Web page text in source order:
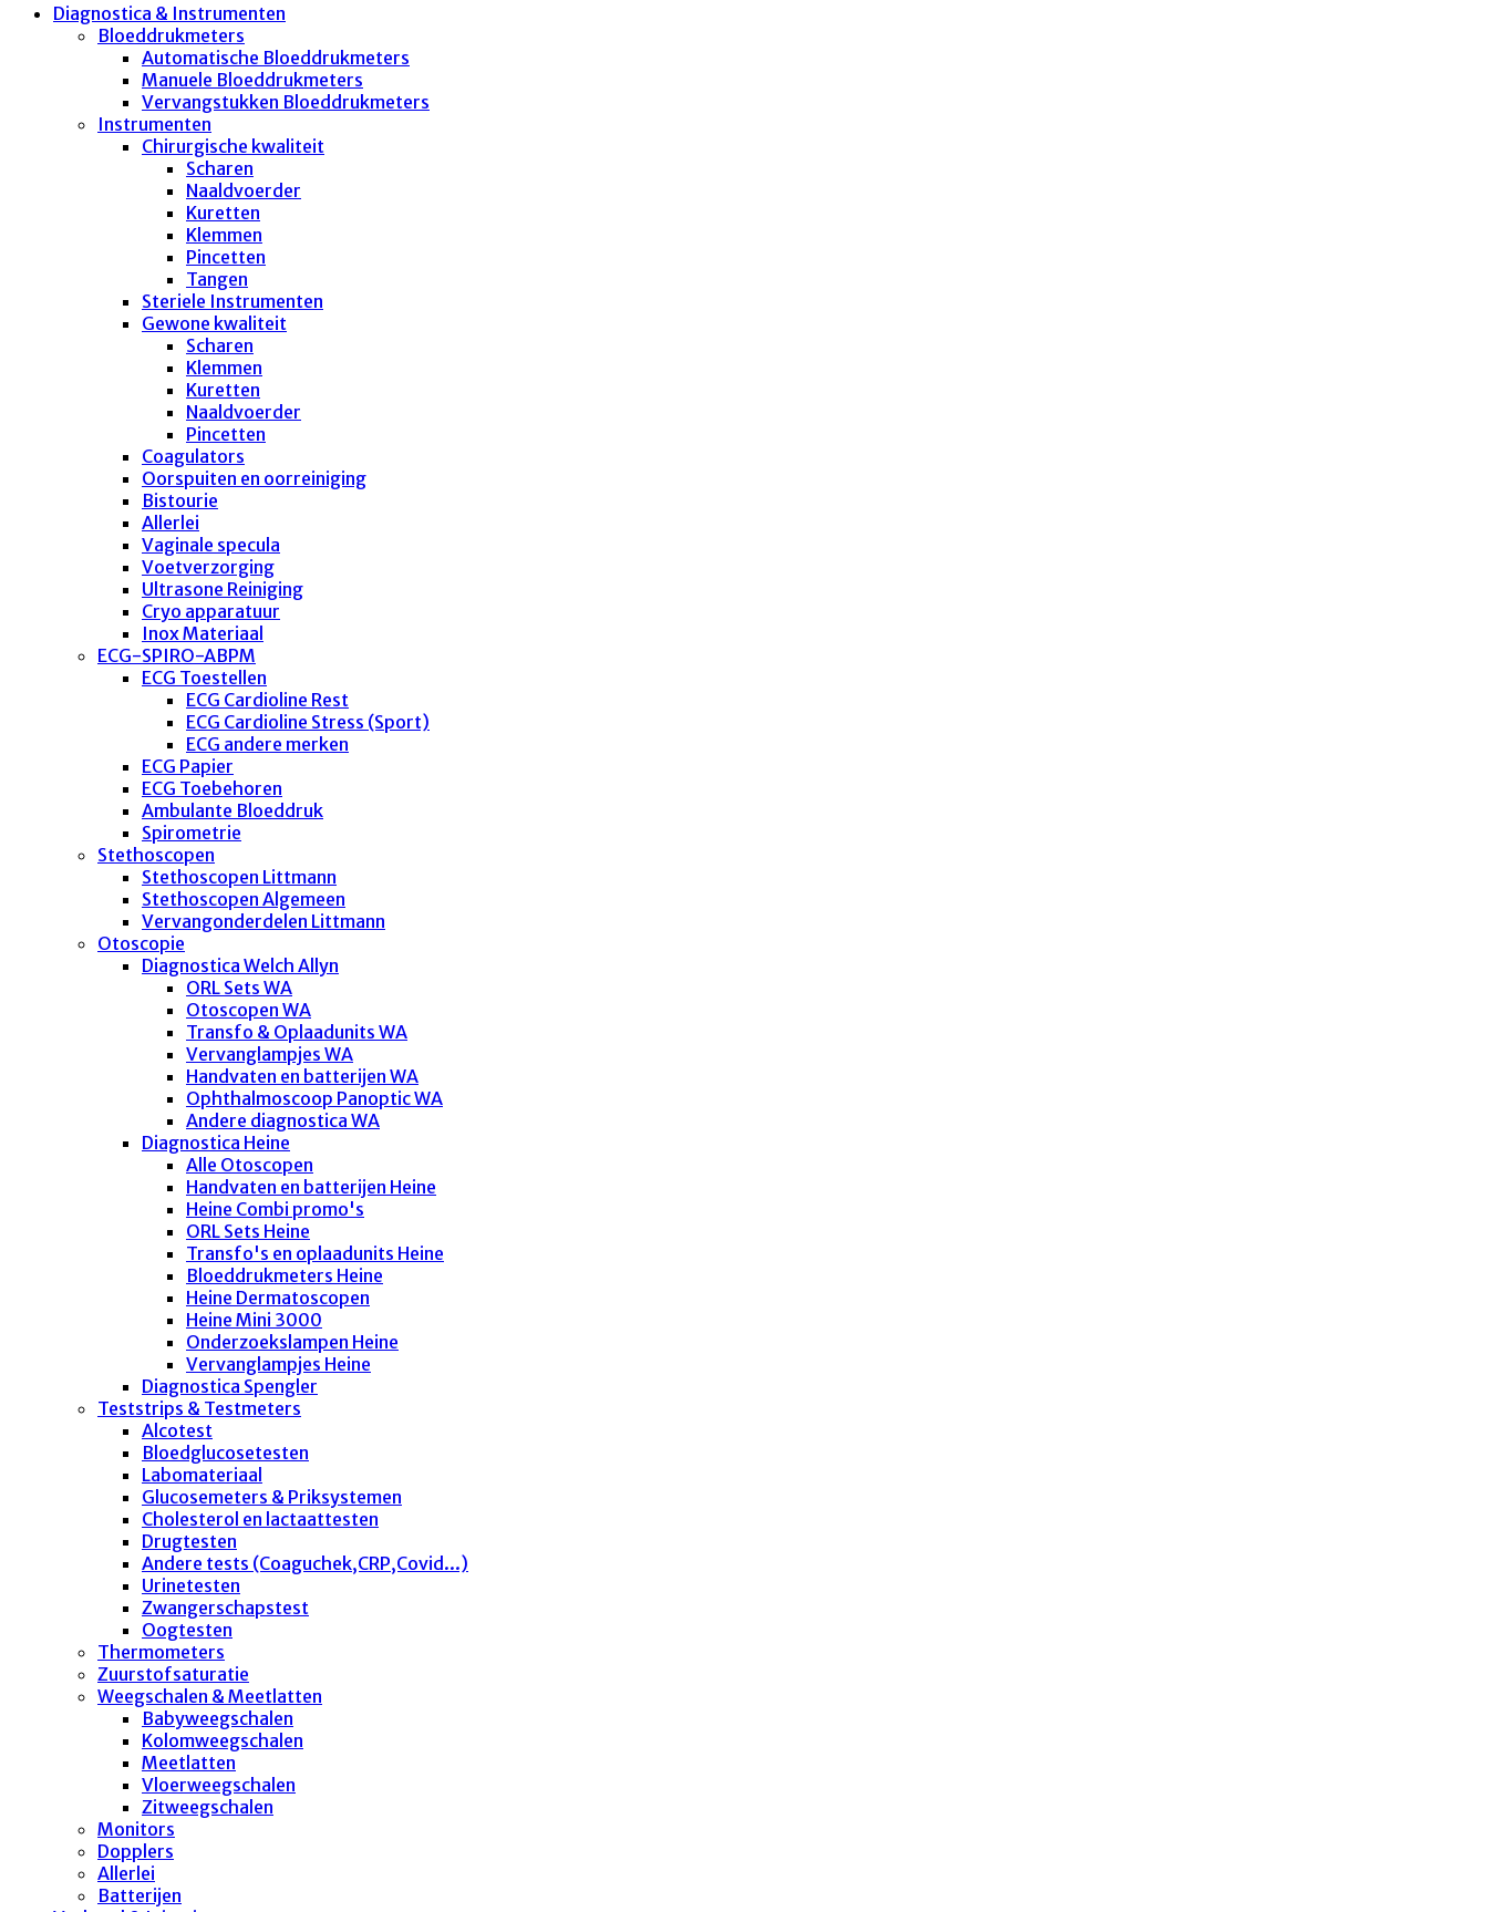
Diagnostica & Instrumenten
Bloeddrukmeters
Automatische Bloeddrukmeters
Manuele Bloeddrukmeters
Vervangstukken Bloeddrukmeters
Instrumenten
Chirurgische kwaliteit
Scharen
Naaldvoerder
Kuretten
Klemmen
Pincetten
Tangen
Steriele Instrumenten
Gewone kwaliteit
Scharen
Klemmen
Kuretten
Naaldvoerder
Pincetten
Coagulators
Oorspuiten en oorreiniging
Bistourie
Allerlei
Vaginale specula
Voetverzorging
Ultrasone Reiniging
Cryo apparatuur
Inox Materiaal
ECG-SPIRO-ABPM
ECG Toestellen
ECG Cardioline Rest
ECG Cardioline Stress (Sport)
ECG andere merken
ECG Papier
ECG Toebehoren
Ambulante Bloeddruk
Spirometrie
Stethoscopen
Stethoscopen Littmann
Stethoscopen Algemeen
Vervangonderdelen Littmann
Otoscopie
Diagnostica Welch Allyn
ORL Sets WA
Otoscopen WA
Transfo & Oplaadunits WA
Vervanglampjes WA
Handvaten en batterijen WA
Ophthalmoscoop Panoptic WA
Andere diagnostica WA
Diagnostica Heine
Alle Otoscopen
Handvaten en batterijen Heine
Heine Combi promo's
ORL Sets Heine
Transfo's en oplaadunits Heine
Bloeddrukmeters Heine
Heine Dermatoscopen
Heine Mini 3000
Onderzoekslampen Heine
Vervanglampjes Heine
Diagnostica Spengler
Teststrips & Testmeters
Alcotest
Bloedglucosetesten
Labomateriaal
Glucosemeters & Priksystemen
Cholesterol en lactaattesten
Drugtesten
Andere tests (Coaguchek,CRP,Covid...)
Urinetesten
Zwangerschapstest
Oogtesten
Thermometers
Zuurstofsaturatie
Weegschalen & Meetlatten
Babyweegschalen
Kolomweegschalen
Meetlatten
Vloerweegschalen
Zitweegschalen
Monitors
Dopplers
Allerlei
Batterijen